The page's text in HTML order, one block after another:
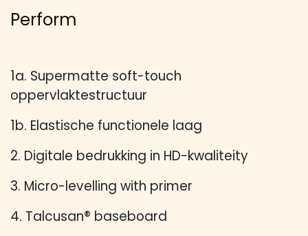
Perform
1a. Supermatte soft-touch
oppervlaktestructuur
1b. Elastische functionele laag
2. Digitale bedrukking in HD-kwaliteity
3. Micro-levelling with primer
4. Talcusan® baseboard